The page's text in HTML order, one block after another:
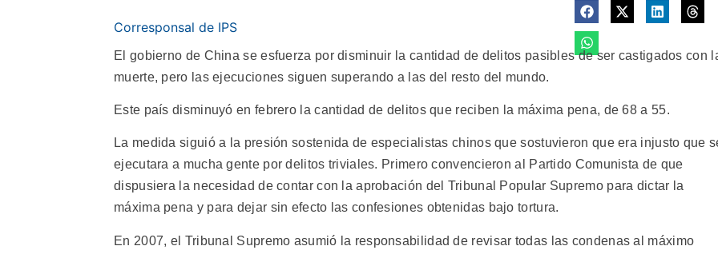
Corresponsal de IPS
El gobierno de China se esfuerza por disminuir la cantidad de delitos pasibles de ser castigados con
muerte, pero las ejecuciones siguen superando a las del resto del mundo.
Este país disminuyó en febrero la cantidad de delitos que reciben la máxima pena, de 68 a 55.
La medida siguió a la presión sostenida de especialistas chinos que sostuvieron que era injusto que
ejecutara a mucha gente por delitos triviales. Primero convencieron al Partido Comunista de que
dispusiera la necesidad de contar con la aprobación del Tribunal Popular Supremo para dictar la
máxima pena y para dejar sin efecto las confesiones obtenidas bajo tortura.
En 2007, el Tribunal Supremo asumió la responsabilidad de revisar todas las condenas al máximo